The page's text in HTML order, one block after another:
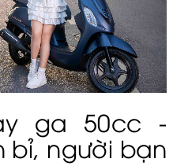
ga 50cc -
bỉ, người bạn